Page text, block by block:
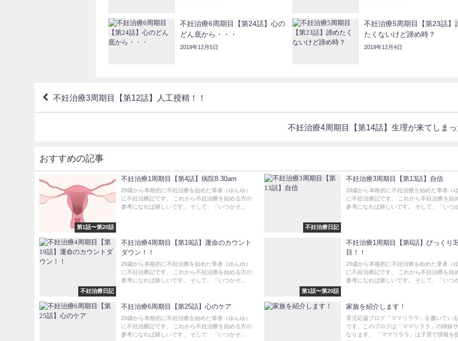
不妊治療6周期目【第24話】心の
どん底から・・・
2019年12月5日
不妊治療5周期目【第23話】
たくないけど諦め時？
2019年12月4日
不妊治療3周期目【第12話】人工授精！！
不妊治療4周期目【第14話】生理が来てしまっ
おすすめの記事
第1話〜第20話
不妊治療1周期目【第4話】病院8:30am
29歳から本格的に不妊治療を始めた筆者（ゆんゆ）
に不妊治療記です。 これから不妊治療を始める方の
参考になれば嬉しいです。 そして、「いつかそ...
不妊治療日記
不妊治療3周期目【第13話】自信
29歳から本格的に不妊治療を始めた筆者（ゆ
に不妊治療記です。 これから不妊治療を始
参考になれば嬉しいです。 そして、「いつ
不妊治療日記
不妊治療4周期目【第19話】運命のカウント
ダウン！！
29歳から本格的に不妊治療を始めた筆者（ゆんゆ）
に不妊治療記です。 これから不妊治療を始める方の
参考になれば嬉しいです。 そして、「いつかそ...
第1話〜第20話
不妊治療1周期目【第6話】びっくり3
目！！
29歳から本格的に不妊治療を始めた筆者（ゆ
に不妊治療記です。 これから不妊治療を始
参考になれば嬉しいです。 そして、「いつ
不妊治療6周期目【第25話】心のケア
29歳から本格的に不妊治療を始めた筆者（ゆんゆ）
に不妊治療記です。 これから不妊治療を始める方の
参考になれば嬉しいです。 そして、「いつかそ...
家族を紹介します！
育児応援ブログ「ママリララ」を書いてい
です。このブログは「ママリララ」の姉妹
なります。 「ママリララ」は子育て情報を